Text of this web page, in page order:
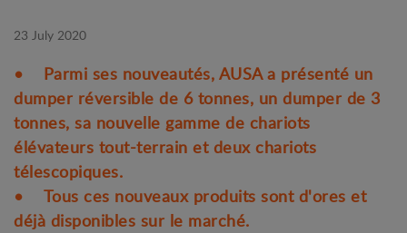
23 July 2020
• Parmi ses nouveautés, AUSA a présenté un
dumper réversible de 6 tonnes, un dumper de 3
tonnes, sa nouvelle gamme de chariots
élévateurs tout-terrain et deux chariots
télescopiques.
• Tous ces nouveaux produits sont d'ores et
déjà disponibles sur le marché.